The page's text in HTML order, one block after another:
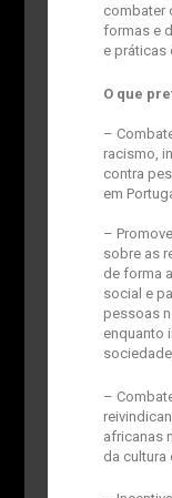
combater
formas e
e práticas
O que
–
racismo,
contra
em
–
sobre as
de forma
social e
pessoas
enquanto
–
africanas
da cultura